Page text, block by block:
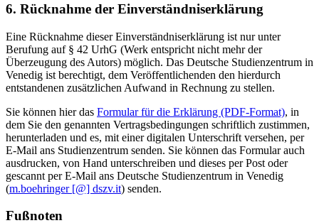
6. Rücknahme der Einverständniserklärung
Eine Rücknahme dieser Einverständniserklärung ist nur unter
Berufung auf § 42 UrhG (Werk entspricht nicht mehr der
Überzeugung des Autors) möglich. Das Deutsche Studienzentrum in
Venedig ist berechtigt, dem Veröffentlichenden den hierdurch
entstandenen zusätzlichen Aufwand in Rechnung zu stellen.
Sie können hier das Formular für die Erklärung (PDF-Format), in
dem Sie den genannten Vertragsbedingungen schriftlich zustimmen,
herunterladen und es, mit einer digitalen Unterschrift versehen, per
E-Mail ans Studienzentrum senden. Sie können das Formular auch
ausdrucken, von Hand unterschreiben und dieses per Post oder
gescannt per E-Mail ans Deutsche Studienzentrum in Venedig
(m.boehringer [@] dszv.it) senden.
Fußnoten